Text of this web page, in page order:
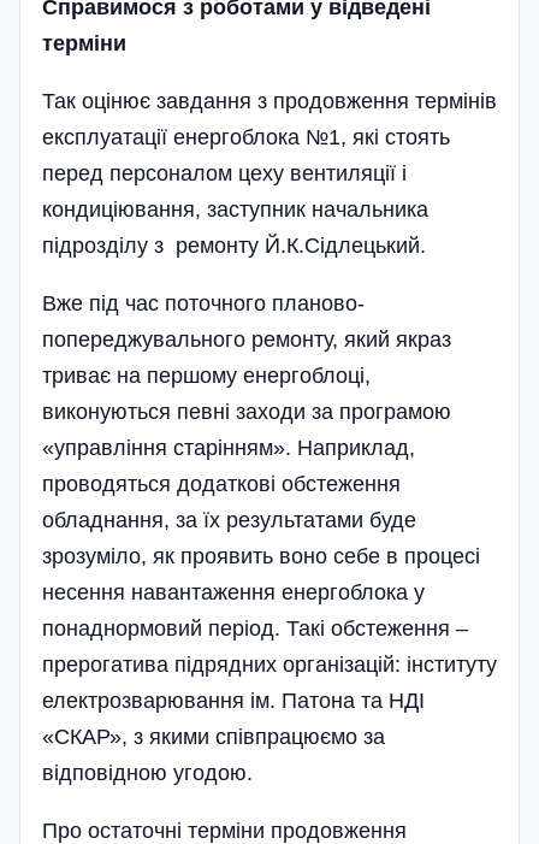
Справимося з роботами у вiдведенi
термiни
Так оцінює завдання з продовження термінів
експлуатації енерго­блока №1, які стоять
перед персоналом цеху вентиляції і
кондиціювання, заступник начальника
підрозділу з ремонту Й.К.Сідлецький.
Вже під час поточного планово-
попереджувального ремонту, який якраз
триває на першому енерго­блоці,
виконуються певні заходи за програмою
«управління старінням». Наприклад,
проводяться додаткові обстеження
обладнання, за їх результатами буде
зрозуміло, як проявить воно себе в процесі
несення навантаження енергоблока у
понаднормовий період. Такі обстеження –
прерогатива підрядних організацій: інституту
електрозварювання ім. Патона та НДІ
«СКАР», з якими співпрацюємо за
відповідною угодою.
Про остаточні терміни продовження